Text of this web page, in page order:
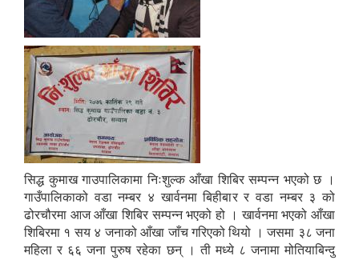
सिद्ध कुमाख गाउपालिकामा निःशुल्क आँखा शिबिर सम्पन्न भएको छ ।
गाउँपालिकाको वडा नम्बर ४ खार्वनमा बिहीबार र वडा नम्बर ३ को
ढोरचौरमा आज आँखा शिबिर सम्पन्न भएको हो । खार्वनमा भएको आँखा
शिबिरमा १ सय ४ जनाको आँखा जाँच गरिएको थियो । जसमा ३८ जना
महिला र ६६ जना पुरुष रहेका छन् । ती मध्ये ८ जनामा मोतियाबिन्दु